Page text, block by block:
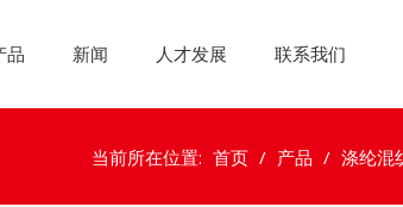
品 新闻 人才发展 联系我们
当前所在位置: 首页 / 产品 / 涤纶混